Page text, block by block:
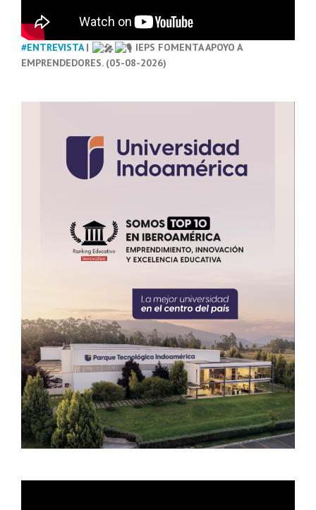
#ENTREVISTA|
IEPS FOMENTA APOYO A
EMPRENDEDORES. (05-08-2026)